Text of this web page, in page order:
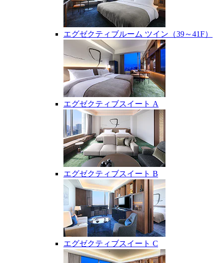
エグゼクティブルーム ツイン（39～41F）
エグゼクティブスイート A
エグゼクティブスイート B
エグゼクティブスイート C